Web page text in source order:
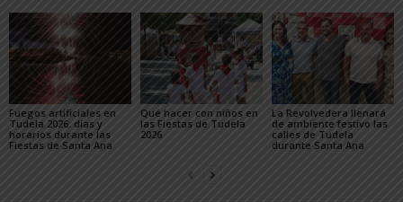
Fuegos artificiales en
Tudela 2026: días y
horarios durante las
Fiestas de Santa Ana
Qué hacer con niños en
las Fiestas de Tudela
2026
La Revolvedera llenará
de ambiente festivo las
calles de Tudela
durante Santa Ana